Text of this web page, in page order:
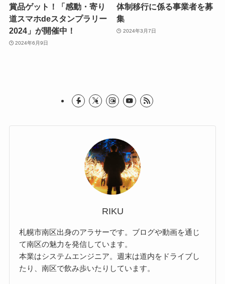
賞品ゲット！「感動・寄り
道スマホdeスタンプラリー
2024」が開催中！
2024年6月9日
体制移行に係る事業者を募
集
2024年3月7日
RIKU
札幌市南区出身のアラサーです。ブログや動画を通じ
て南区の魅力を発信しています。
本業はシステムエンジニア。週末は道内をドライブし
たり、南区で飲み歩いたりしています。